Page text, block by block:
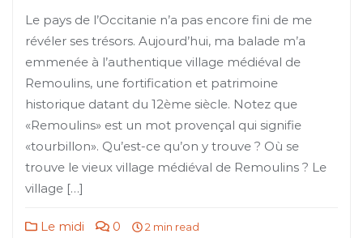
Le pays de l’Occitanie n’a pas encore fini de me
révéler ses trésors. Aujourd’hui, ma balade m’a
emmenée à l’authentique village médiéval de
Remoulins, une fortification et patrimoine
historique datant du 12ème siècle. Notez que
«Remoulins» est un mot provençal qui signifie
«tourbillon». Qu’est-ce qu’on y trouve ? Où se
trouve le vieux village médiéval de Remoulins ? Le
village […]
Le midi 0 2 min read